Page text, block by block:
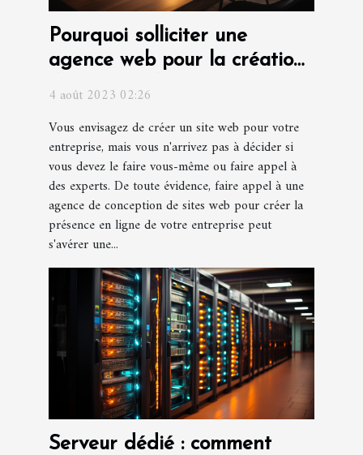
Pourquoi solliciter une
agence web pour la création
4 août 2023 02:26
Vous envisagez de créer un site web pour votre
entreprise, mais vous n'arrivez pas à décider si
vous devez le faire vous-même ou faire appel à
des experts. De toute évidence, faire appel à une
agence de conception de sites web pour créer la
présence en ligne de votre entreprise peut
s'avérer une...
Serveur dédié : comment